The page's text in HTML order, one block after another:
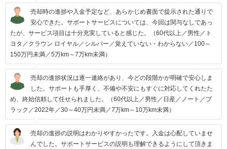
売却時の進捗や入金予定など、あらかじめ書面で提示された通りで
安心できた。サポートサービスについては、今回は関与なしであっ
たが、サービス項目は十分充実していると感じた。（60代以上／男性／ト
ヨタ／クラウン ロイヤル／シルバー／覚えていない・わからない／100～
150万円未満／5万km～7万km未満）
売却の進捗状況は逐一連絡があり、今どの段階かが明確で安心しま
した。サポートも手厚く、不備や不安にもすぐに対応してくれたた
め、終始信頼して任せられました。（60代以上／男性／日産／ノート／ブ
ラック／2022年／30～40万円未満／7万km～10万km未満）
売却の進捗の説明はわかりやすかったです。入金は心配していませ
んでした。サポートサービスの説明も理解できるようにして頂きま